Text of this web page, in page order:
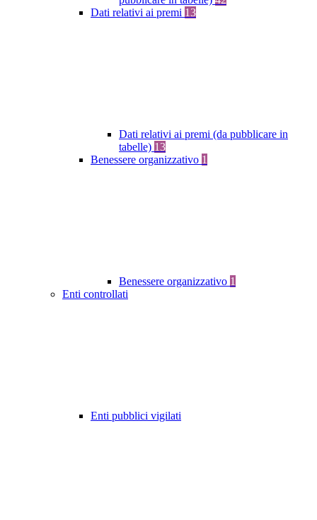
Dati relativi ai premi 13
Dati relativi ai premi (da pubblicare in
tabelle) 13
Benessere organizzativo 1
Benessere organizzativo 1
Enti controllati
Enti pubblici vigilati